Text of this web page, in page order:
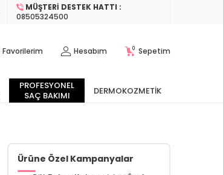
MÜŞTERI DESTEK HATTI :
08505324500
Favorilerim Hesabım 0 Sepetim
PROFESYONEL
SAÇ BAKIMI
DERMOKOZMETIK
Ürüne Özel Kampanyalar